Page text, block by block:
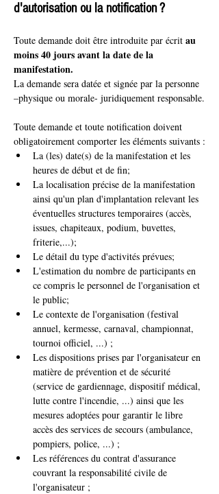
d'autorisation ou la notification ?
Toute demande doit être introduite par écrit au
moins 40 jours avant la date de la
manifestation.
La demande sera datée et signée par la personne
–physique ou morale- juridiquement responsable.
Toute demande et toute notification doivent
obligatoirement comporter les éléments suivants :
La (les) date(s) de la manifestation et les
heures de début et de fin;
La localisation précise de la manifestation
ainsi qu'un plan d'implantation relevant les
éventuelles structures temporaires (accès,
issues, chapiteaux, podium, buvettes,
friterie,...);
Le détail du type d'activités prévues;
L'estimation du nombre de participants en
ce compris le personnel de l'organisation et
le public;
Le contexte de l'organisation (festival
annuel, kermesse, carnaval, championnat,
tournoi officiel, ...) ;
Les dispositions prises par l'organisateur en
matière de prévention et de sécurité
(service de gardiennage, dispositif médical,
lutte contre l'incendie, ...) ainsi que les
mesures adoptées pour garantir le libre
accès des services de secours (ambulance,
pompiers, police, ...) ;
Les références du contrat d'assurance
couvrant la responsabilité civile de
l'organisateur ;